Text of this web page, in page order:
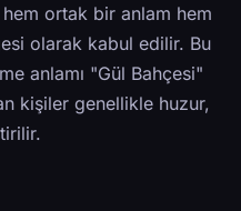
ortak bir anlam hem
olarak kabul edilir. Bu
anlamı "Gül Bahçesi"
kişiler genellikle huzur,